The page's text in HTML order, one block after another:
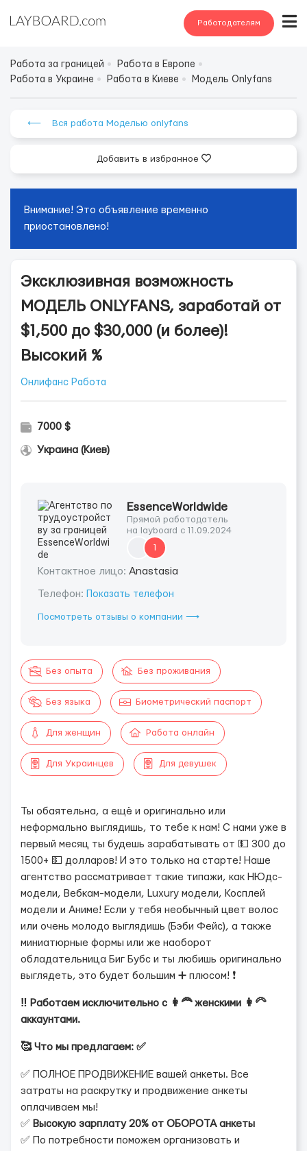
Работодателям
Работа за границей
Работа в Европе
Работа в Украине
Работа в Киеве Модель Onlyfans
⟵ Вся работа Моделью onlyfans
Добавить в избранное
Внимание! Это объявление временно
приостановлено!
Эксклюзивная возможность
МОДЕЛЬ ONLYFANS, заработай от
$1,500 до $30,000 (и более)!
Высокий %
Онлифанс Работа
7000 $
Украина (Киев)
EssenceWorldwide
Прямой работодатель
на layboard с 11.09.2024
1
Контактное лицо: Anastasia
Телефон: Показать телефон
Посмотреть отзывы о компании ⟶
Без опыта Без проживания
Без языка Биометрический паспорт
Для женщин Работа онлайн
Для Украинцев Для девушек
Ты обаятельна, а ещё и оригинально или
неформально выглядишь, то тебе к нам! С нами уже в
первый месяц ты будешь зарабатывать от 💵 300 до
1500+ 💵 долларов! И это только на старте! Наше
агентство рассматривает такие типажи, как НЮдс-
модели, Вебкам-модели, Luxury модели, Косплей
модели и Аниме! Если у тебя необычный цвет волос
или очень молодо выглядишь (Бэби Фейс), а также
миниатюрные формы или же наоборот
обладательница Биг Бубс и ты любишь оригинально
выглядеть, это будет большим ➕ плюсом! ❗️
‼️ Работаем исключительно с 👩‍🦰 женскими 👩‍🦳
аккаунтами.
🥰 Что мы предлагаем: ✅
✅ ПОЛНОЕ ПРОДВИЖЕНИЕ вашей анкеты. Все
затраты на раскрутку и продвижение анкеты
оплачиваем мы!
✅ Высокую зарплату 20% от ОБОРОТА анкеты
✅ По потребности поможем организовать и